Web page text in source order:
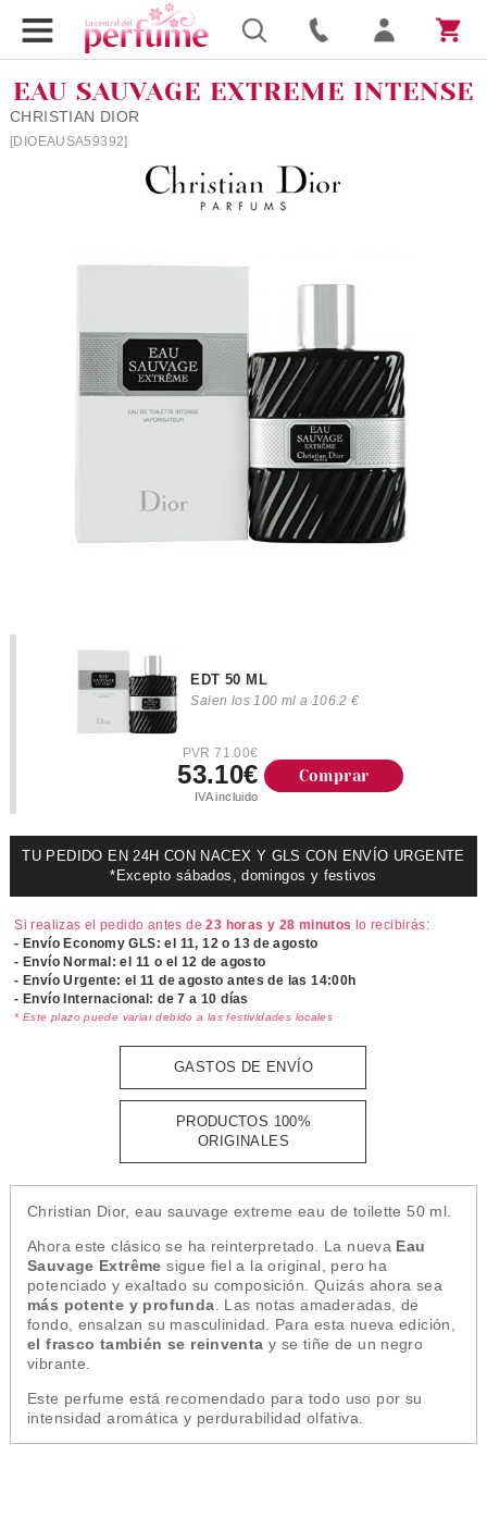
EAU SAUVAGE EXTREME INTENSE
CHRISTIAN DIOR
[DIOEAUSA59392]
EDT 50 ML
Salen los 100 ml a 106.2 €
PVR 71.00€
53.10€
IVA incluido
Comprar
TU PEDIDO EN 24H CON NACEX Y GLS CON ENVÍO URGENTE
*Excepto sábados, domingos y festivos
Si realizas el pedido antes de23 horas y 28 minutos lo recibirás:
- Envío Economy GLS: el 11, 12 o 13 de agosto
- Envío Normal: el 11 o el 12 de agosto
- Envío Urgente: el11 de agosto antes de las 14:00h
- Envío Internacional: de 7 a 10 días
* Este plazo puede variar debido a las festividades locales
GASTOS DE ENVÍO
PRODUCTOS 100%
ORIGINALES
Christian Dior, eau sauvage extreme eau de toilette 50 ml.
Ahora este clásico se ha reinterpretado. La nueva Eau
Sauvage Extrême sigue fiel a la original, pero ha
potenciado y exaltado su composición. Quizás ahora sea
más potente y profunda . Las notas amaderadas, de
fondo, ensalzan su masculinidad. Para esta nueva edición,
el frasco también se reinventa y se tiñe de un negro
vibrante.
Este perfume está recomendado para todo uso por su
intensidad aromática y perdurabilidad olfativa.